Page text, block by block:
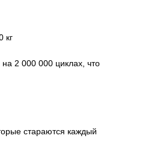
2 000 000 циклах, что
стараются каждый